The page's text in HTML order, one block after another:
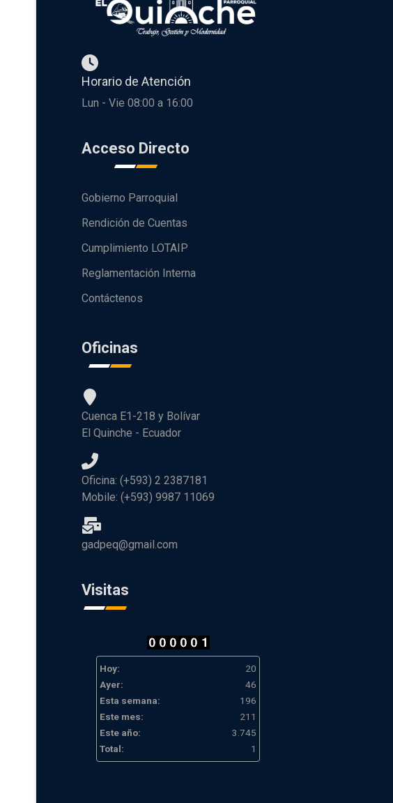
Horario de Atención
Lun - Vie 08:00 a 16:00
Acceso Directo
Gobierno Parroquial
Rendición de Cuentas
Cumplimiento LOTAIP
Reglamentación Interna
Contáctenos
Oficinas
Cuenca E1-218 y Bolívar
El Quinche - Ecuador
Oficina: (+593) 2 2387181
Mobile: (+593) 9987 11069
gadpeq@gmail.com
Visitas
Hoy:
20
Ayer:
46
Esta semana:
196
Este mes:
211
Este año:
3.745
Total:
1